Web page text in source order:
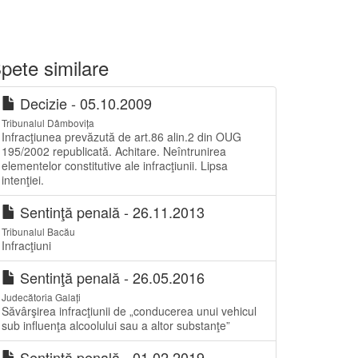
similare
Decizie - 05.10.2009
Tribunalul Dâmbovița
Infracţiunea prevăzută de art.86 alin.2 din OUG
195/2002 republicată. Achitare. Neîntrunirea
elementelor constitutive ale infracţiunii. Lipsa
intenţiei.
Sentinţă penală - 26.11.2013
Tribunalul Bacău
Infracţiuni
Sentinţă penală - 26.05.2016
Judecătoria Galați
Săvârşirea infracţiunii de „conducerea unui vehicul
sub influenţa alcoolului sau a altor substanţe”